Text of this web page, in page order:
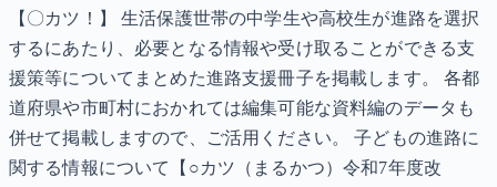
【〇カツ！】 生活保護世帯の中学生や高校生が進路を選択
するにあたり、必要となる情報や受け取ることができる支
援策等についてまとめた進路支援冊子を掲載します。 各都
道府県や市町村におかれては編集可能な資料編のデータも
併せて掲載しますので、ご活用ください。 子どもの進路に
関する情報について【○カツ（まるかつ）令和7年度改